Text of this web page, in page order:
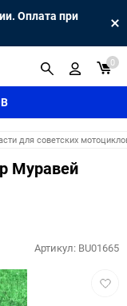
Оплата при
0
для советских
Муравей
Артикул: BU01665